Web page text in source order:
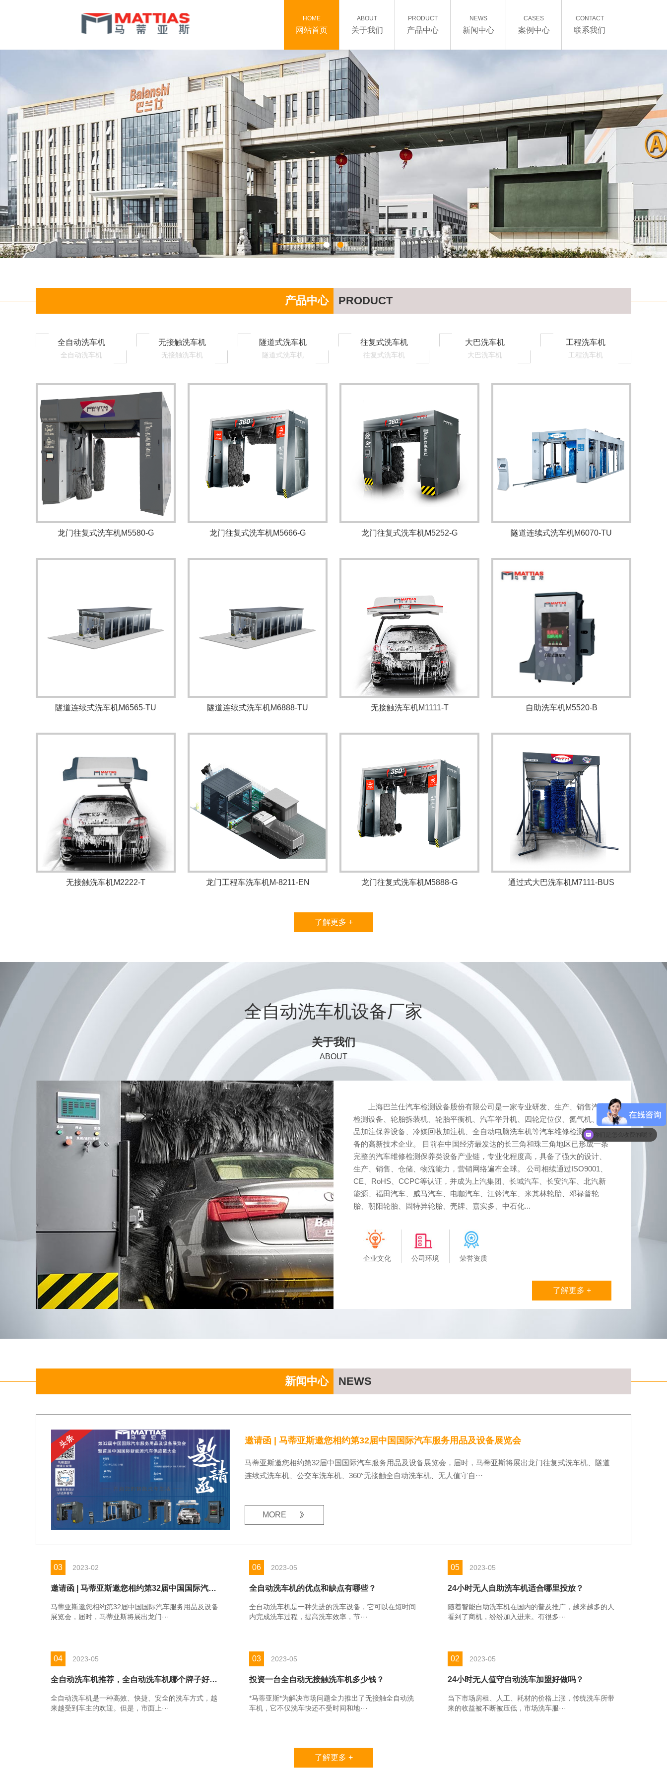
HOME
网站首页
ABOUT
关于我们
PRODUCT
产品中心
NEWS
新闻中心
CASES
案例中心
CONTACT
联系我们
产品中心 PRODUCT
全自动洗车机
全自动洗车机
无接触洗车机
无接触洗车机
隧道式洗车机
隧道式洗车机
往复式洗车机
往复式洗车机
大巴洗车机
大巴洗车机
工程洗车机
工程洗车机
龙门往复式洗车机M5580-G 龙门往复式洗车机M5666-G 龙门往复式洗车机M5252-G 隧道连续式洗车机M6070-TU
隧道连续式洗车机M6565-TU 隧道连续式洗车机M6888-TU 无接触洗车机M1111-T 自助洗车机M5520-B
无接触洗车机M2222-T 龙门工程车洗车机M-8211-EN 龙门往复式洗车机M5888-G 通过式大巴洗车机M7111-BUS
了解更多 +
全自动洗车机设备厂家
关于我们
ABOUT
上海巴兰仕汽车检测设备股份有限公司是一家专业研发、生产、销售汽车
检测设备、轮胎拆装机、轮胎平衡机、汽车举升机、四轮定位仪、氮气机、油
品加注保养设备、冷媒回收加注机、全自动电脑洗车机等汽车维修检测保养设
备的高新技术企业。 目前在中国经济最发达的长三角和珠三角地区已形成一条
完整的汽车维修检测保养类设备产业链，专业化程度高，具备了强大的设计、
生产、销售、仓储、物流能力，营销网络遍布全球。 公司相续通过ISO9001、
CE、RoHS、CCPC等认证，并成为上汽集团、长城汽车、长安汽车、北汽新
能源、福田汽车、威马汽车、电咖汽车、江铃汽车、米其林轮胎、邓禄普轮
胎、朝阳轮胎、固特异轮胎、壳牌、嘉实多、中石化...
企业文化 公司环境 荣誉资质
了解更多 +
新闻中心 NEWS
邀请函 | 马蒂亚斯邀您相约第32届中国国际汽车服务用品及设备展览会
马蒂亚斯邀您相约第32届中国国际汽车服务用品及设备展览会，届时，马蒂亚斯将展出龙门往复式洗车机、隧道
连续式洗车机、公交车洗车机、360°无接触全自动洗车机、无人值守自···
MORE
03 2023-02
邀请函 | 马蒂亚斯邀您相约第32届中国国际汽车服务用品及设备展览会
马蒂亚斯邀您相约第32届中国国际汽车服务用品及设备
展览会，届时，马蒂亚斯将展出龙门···
06 2023-05
全自动洗车机的优点和缺点有哪些？
全自动洗车机是一种先进的洗车设备，它可以在短时间
内完成洗车过程，提高洗车效率，节···
05 2023-05
24小时无人自助洗车机适合哪里投放？
随着智能自助洗车机在国内的普及推广，越来越多的人
看到了商机，纷纷加入进来。有很多···
04 2023-05
全自动洗车机推荐，全自动洗车机哪个牌子好，全自动洗车机怎么选？
全自动洗车机是一种高效、快捷、安全的洗车方式，越
来越受到车主的欢迎。但是，市面上···
03 2023-05
投资一台全自动无接触洗车机多少钱？
*马蒂亚斯*为解决市场问题全力推出了无接触全自动洗
车机，它不仅洗车快还不受时间和地···
02 2023-05
24小时无人值守自动洗车加盟好做吗？
当下市场房租、人工、耗材的价格上涨，传统洗车所带
来的收益被不断被压低，市场洗车服···
了解更多 +
现在有优惠活动么？